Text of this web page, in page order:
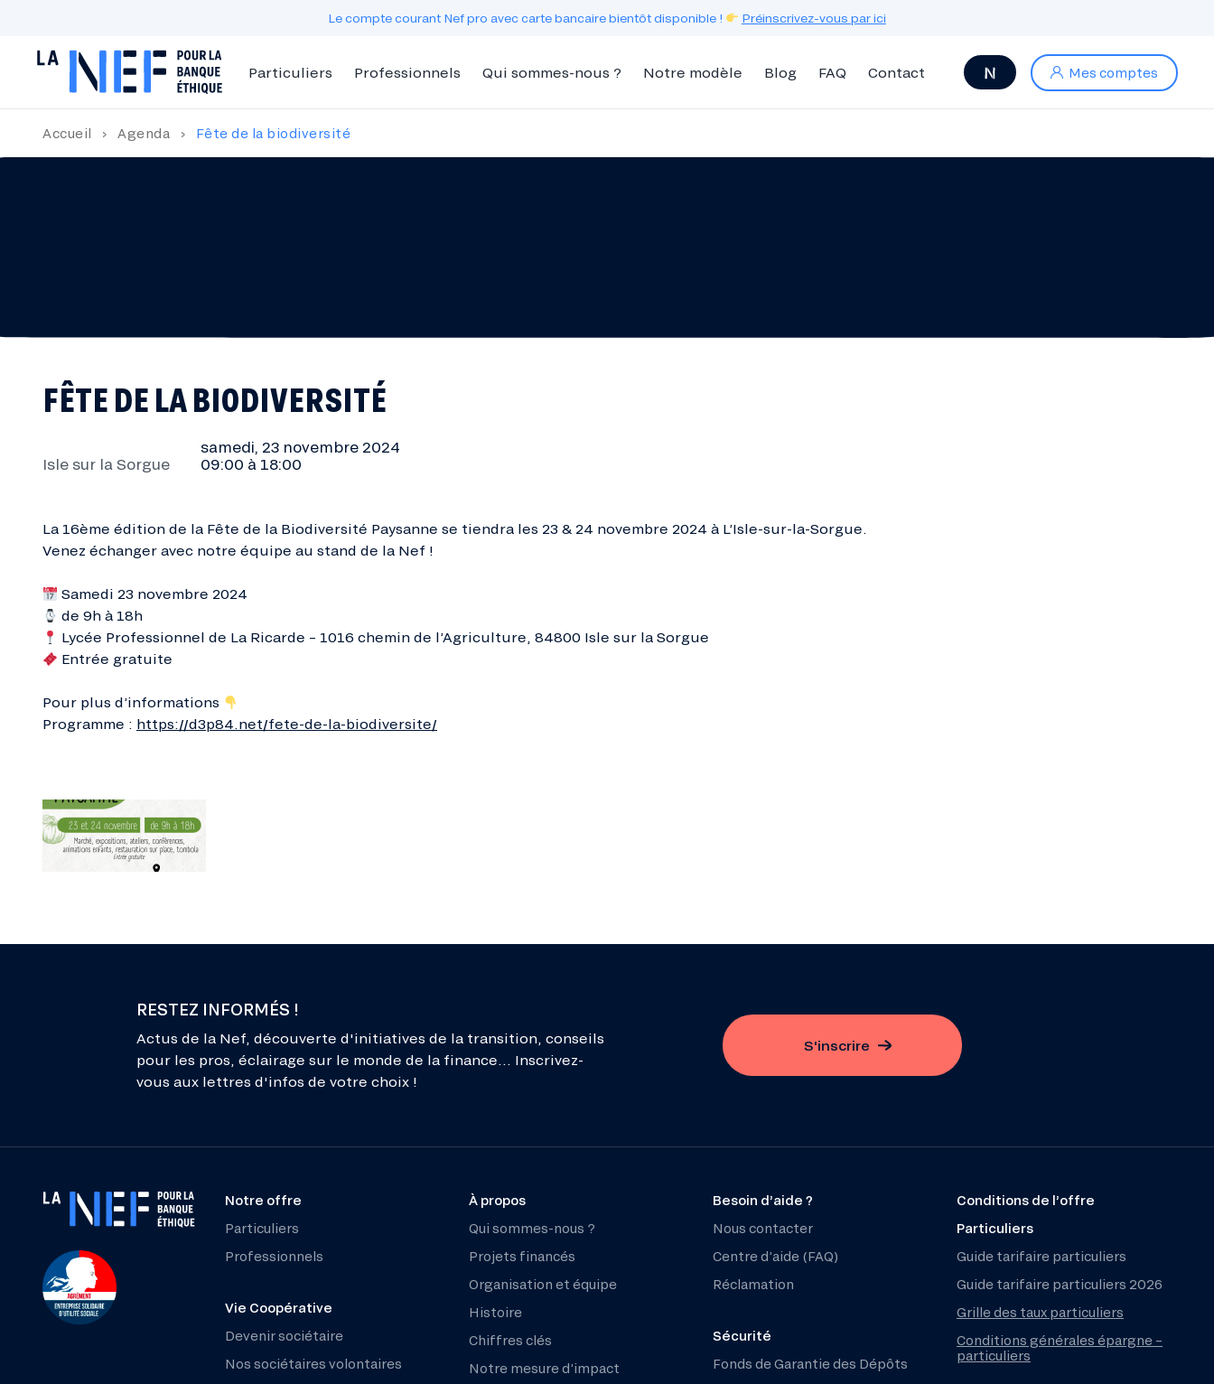
Le compte courant Nef pro avec carte bancaire bientôt disponible ! Préinscrivez-vous par ici
Mes comptes
Particuliers Professionnels Qui sommes-nous ? Notre modèle Blog FAQ Contact
Accueil › Agenda › Fête de la biodiversité
FÊTE DE LA BIODIVERSITÉ
Isle sur la Sorgue
samedi, 23 novembre 2024
09:00 à 18:00
La 16ème édition de la Fête de la Biodiversité Paysanne se tiendra les 23 & 24 novembre 2024 à L’Isle-sur-la-Sorgue.
Venez échanger avec notre équipe au stand de la Nef !
Samedi 23 novembre 2024
de 9h à 18h
Lycée Professionnel de La Ricarde – 1016 chemin de l’Agriculture, 84800 Isle sur la Sorgue
Entrée gratuite
Pour plus d’informations
Programme : https://d3p84.net/fete-de-la-biodiversite/
RESTEZ INFORMÉS !
Actus de la Nef, découverte d'initiatives de la transition, conseils
pour les pros, éclairage sur le monde de la finance... Inscrivez-
vous aux lettres d'infos de votre choix !
S'inscrire
Notre offre
Particuliers
Professionnels
Vie Coopérative
Devenir sociétaire
Nos sociétaires volontaires
À propos
Qui sommes-nous ?
Projets financés
Organisation et équipe
Histoire
Chiffres clés
Notre mesure d’impact
Besoin d’aide ?
Nous contacter
Centre d’aide (FAQ)
Réclamation
Sécurité
Fonds de Garantie des Dépôts
Conditions de l’offre
Particuliers
Guide tarifaire particuliers
Guide tarifaire particuliers 2026
Grille des taux particuliers
Conditions générales épargne –
particuliers